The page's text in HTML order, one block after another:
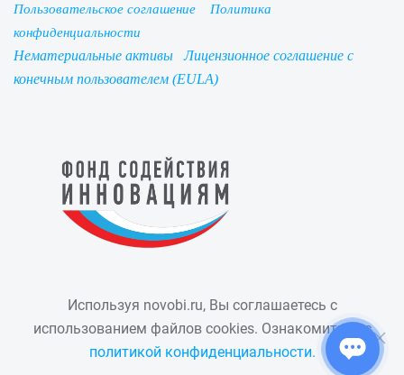
Используя novobi.ru, Вы соглашаетесь с
использованием файлов cookies. Ознакомиться с
политикой конфиденциальности.
Пользовательское соглашение
Политика
конфиденциальности
Нематериальные активы
Лицензионное соглашение с
конечным пользователем (EULA)